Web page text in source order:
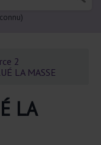
2
LA MASSE
LA